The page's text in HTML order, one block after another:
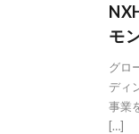
モ
グロ
ディ
事業
[…]